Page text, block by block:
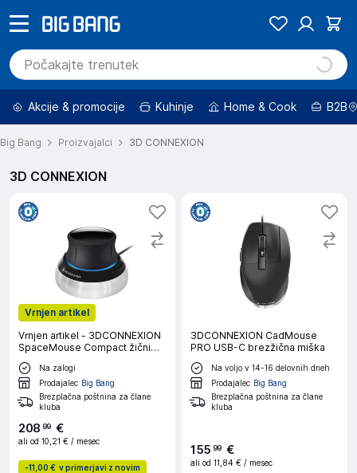
Akcije & promocije Kuhinje Home & Cook B2B
Big Bang Proizvajalci 3D CONNEXION
3D CONNEXION
Vrnjen artikel
Vrnjen artikel - 3DCONNEXION
SpaceMouse Compact žični
navigator
Na zalogi
Prodajalec Big Bang
Brezplačna poštnina za člane
kluba
208 99 €
ali od 10,21 € / mesec
-11,00 € v primerjavi z novim
3DCONNEXION CadMouse
PRO USB-C brezžična miška
Na voljo v 14-16 delovnih dneh
Prodajalec Big Bang
Brezplačna poštnina za člane
kluba
155 99 €
ali od 11,84 € / mesec